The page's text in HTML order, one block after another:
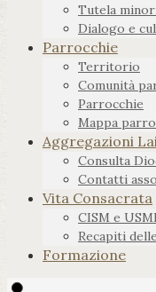
Tutela
Dialogo e
Parrocchie
Territorio
Comunità
Parrocchie
Mappa
Aggregazioni
Consulta
Contatti
Vita Consacrata
CISM e USMI
Recapiti
Formazione